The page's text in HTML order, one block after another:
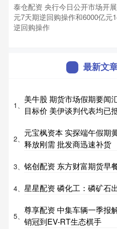
泰仓配资 央行今日公开市场开
元7天期逆回购操作和6000亿元
逆回购操作
最新文
1、
美牛股 期货市场假期要闻
目标价 美伊谈判代表均已
2、
元宝枫资本 实探端午假期
释放刚需 批发商迅速补货
3、 铭创配资 东方财富期货早
4、 星星配资 磷化工：磷矿石
5、
尊享配资 中集车辆一季报
销冠到EV-RT生态棋手